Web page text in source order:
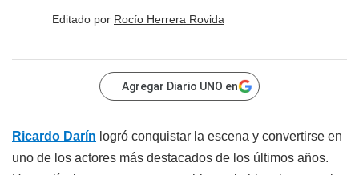
Editado por Rocío Herrera Rovida
Agregar Diario UNO en
Ricardo Darín logró conquistar la escena y convertirse en
uno de los actores más destacados de los últimos años.